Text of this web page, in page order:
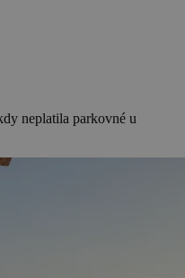
neplatila parkovné u